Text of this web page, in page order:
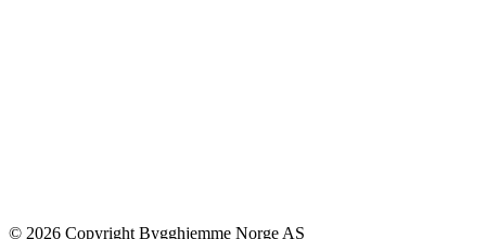
© 2026 Copyright Bygghjemme Norge AS